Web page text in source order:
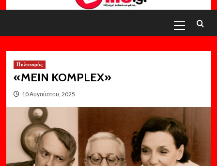
Menu
Πολιτισμός
«MEIN KOMPLEX»
10 Αυγούστου, 2025